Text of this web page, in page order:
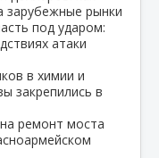
зарубежные рынки
под ударом:
атаки
в химии и
закрепились в
ремонт моста